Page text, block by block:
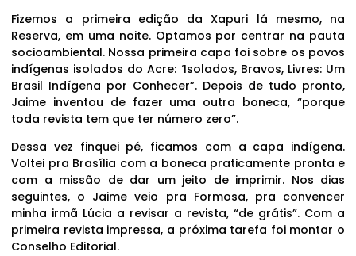
Fizemos a primeira edição da Xapuri lá mesmo, na
Reserva, em uma noite. Optamos por centrar na pauta
socioambiental. Nossa primeira capa foi sobre os povos
indígenas isolados do Acre: ‘Isolados, Bravos, Livres: Um
Brasil Indígena por Conhecer”. Depois de tudo pronto,
Jaime inventou de fazer uma outra boneca, “porque
toda revista tem que ter número zero”.
Dessa vez finquei pé, ficamos com a capa indígena.
Voltei pra Brasília com a boneca praticamente pronta e
com a missão de dar um jeito de imprimir. Nos dias
seguintes, o Jaime veio pra Formosa, pra convencer
minha irmã Lúcia a revisar a revista, “de grátis”. Com a
primeira revista impressa, a próxima tarefa foi montar o
Conselho Editorial.